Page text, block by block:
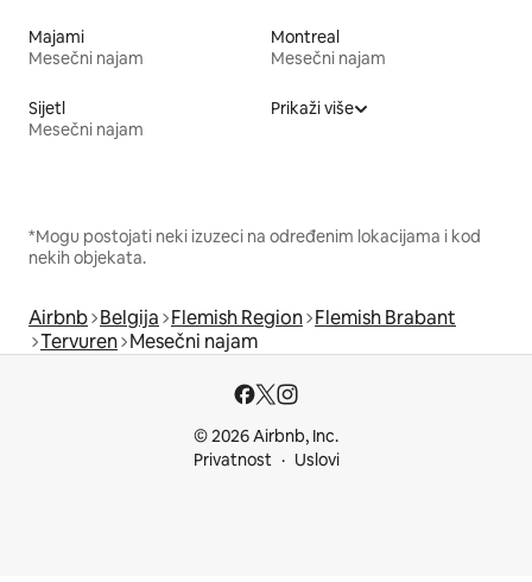
Majami
Mesečni najam
Montreal
Mesečni najam
Sijetl
Mesečni najam
Prikaži više
*Mogu postojati neki izuzeci na određenim lokacijama i kod
nekih objekata.
Airbnb Belgija Flemish Region Flemish Brabant
Tervuren Mesečni najam
© 2026 Airbnb, Inc.
Privatnost
Uslovi